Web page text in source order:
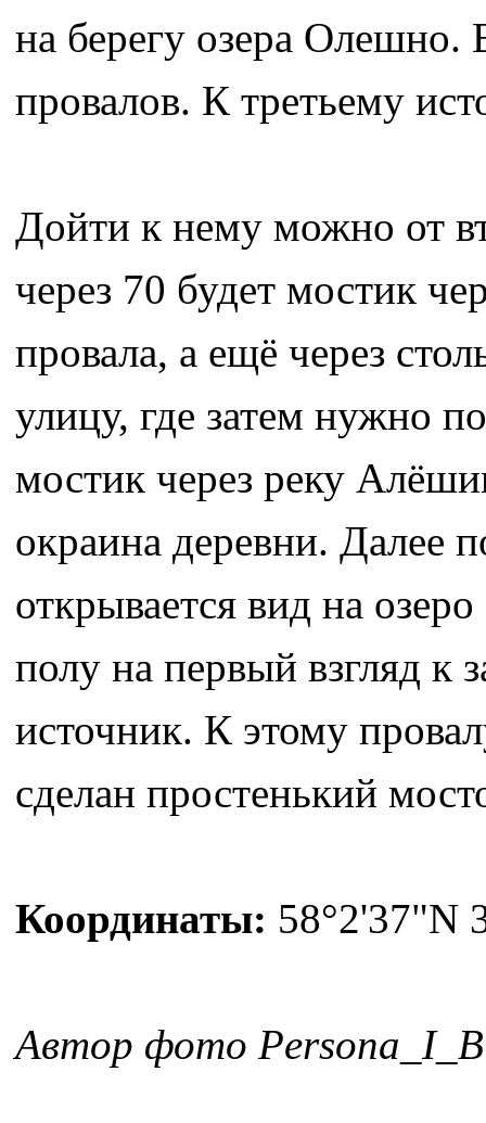
на берегу озера Олешно.
провалов. К третьему
Дойти к нему можно от
через 70 будет мостик
провала, а ещё через
улицу, где затем нужно
мостик через реку
окраина деревни. Далее
открывается вид на
полу на первый взгляд к
источник. К этому
сделан простенький
Координаты: 58°2'37"N
Автор фото Persona_I_B